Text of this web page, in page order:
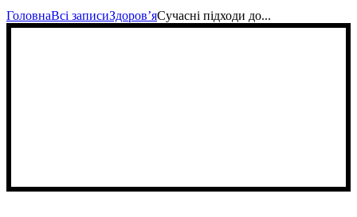
ГоловнаВсі записиЗдоровʼяСучасні підходи до...